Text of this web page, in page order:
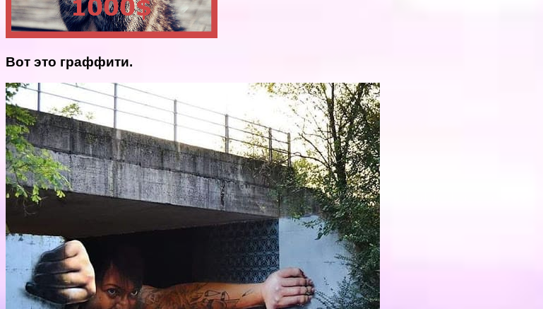
Вот это граффити.